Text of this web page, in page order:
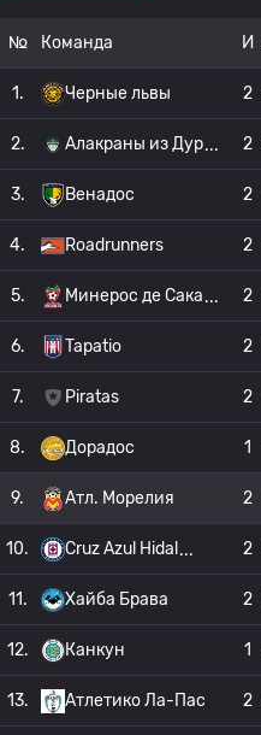
№ Команда И
1. Черные львы 2
2. Алакраны из Дур 2
3. Венадос 2
4. Roadrunners 2
5. Минерос де Сака 2
6. Tapatio 2
7. Piratas 2
8. Дорадос 1
9. Атл. Морелия 2
10. Cruz Azul Hidal 2
11. Хайба Брава 2
12. Канкун 1
13. Атлетико Ла-Пас 2